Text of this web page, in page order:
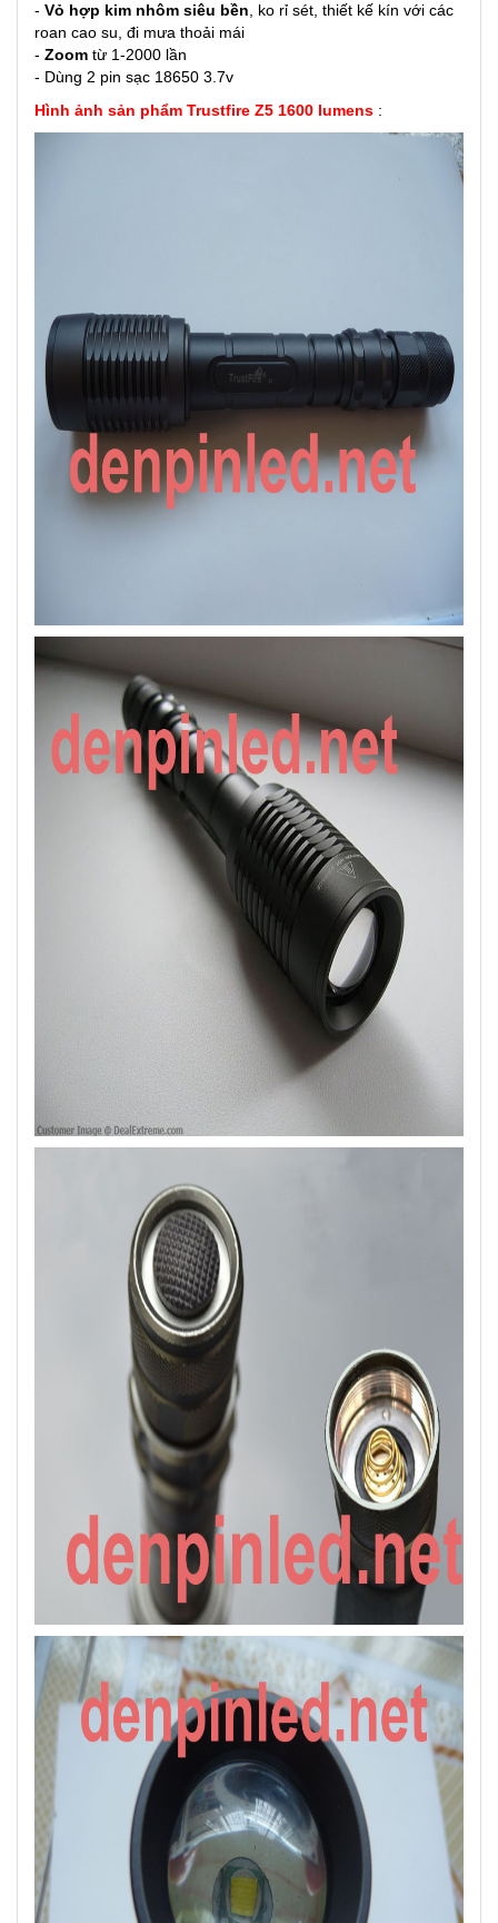
- Vỏ hợp kim nhôm siêu bền , ko rỉ sét, thiết kế kín với các
roan cao su, đi mưa thoải mái
- Zoom từ 1-2000 lần
- Dùng 2 pin sạc 18650 3.7v
Hình ảnh sản phẩm Trustfire Z5 1600 lumens :